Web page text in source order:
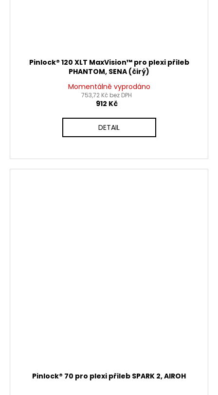
Pinlock® 120 XLT MaxVision™ pro plexi přileb
PHANTOM, SENA (čirý)
Momentálně vyprodáno
753,72 Kč bez DPH
912 Kč
DETAIL
Pinlock® 70 pro plexi přileb SPARK 2, AIROH